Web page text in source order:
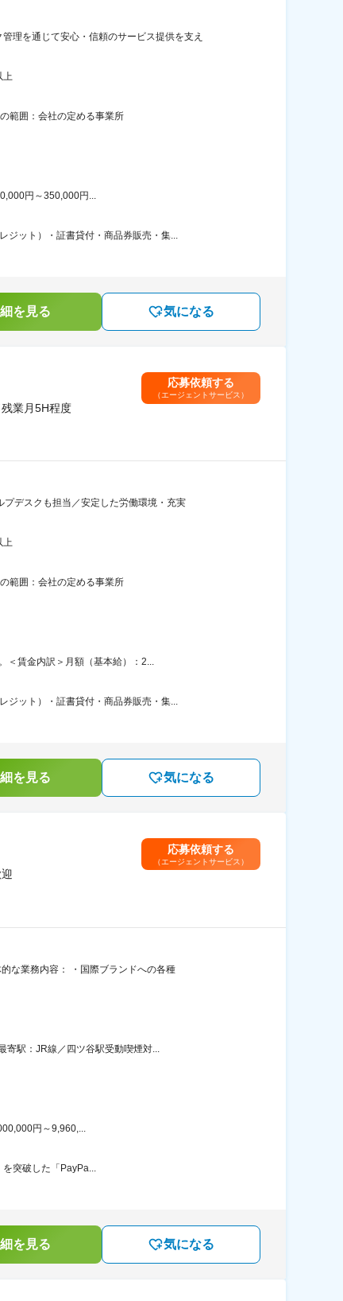
理を通じて安心・信頼のサービス提供を支え
上
範囲：会社の定める事業所
円～350,000円...
ット）・証書貸付・商品券販売・集...
を見る 気になる
業月5H程度
応募依頼する
（エージェントサービス）
プデスクも担当／安定した労働環境・充実
上
範囲：会社の定める事業所
＜賃金内訳＞月額（基本給）：2...
ジット）・証書貸付・商品券販売・集...
を見る 気になる
応募依頼する
（エージェントサービス）
な業務内容： ・国際ブランドへの各種
寄駅：JR線／四ツ谷駅受動喫煙対...
円～9,960,...
突破した「PayPa...
を見る 気になる